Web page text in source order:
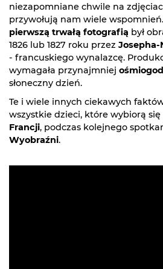
niezapomniane chwile na
przywołują nam wiele
pierwszą trwałą fotografią był
1826 lub 1827 roku przez Josepha-
- francuskiego wynalazcę.
wymagała przynajmniej
słoneczny dzień.
Te i wiele innych ciekawych
wszystkie dzieci, które wybiorą
Francji, podczas kolejnego
Wyobraźni.